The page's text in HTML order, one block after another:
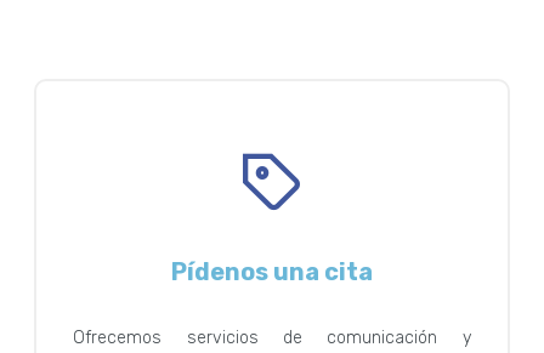
Pídenos una cita
Ofrecemos servicios de comunicación y